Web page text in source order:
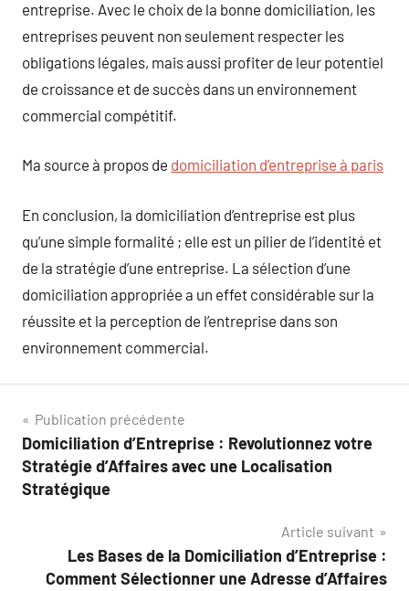
entreprise. Avec le choix de la bonne domiciliation, les
entreprises peuvent non seulement respecter les
obligations légales, mais aussi profiter de leur potentiel
de croissance et de succès dans un environnement
commercial compétitif.
Ma source à propos de domiciliation d’entreprise à paris
En conclusion, la domiciliation d’entreprise est plus
qu’une simple formalité ; elle est un pilier de l’identité et
de la stratégie d’une entreprise. La sélection d’une
domiciliation appropriée a un effet considérable sur la
réussite et la perception de l’entreprise dans son
environnement commercial.
Navigation
de
l’article
Publication précédente
Domiciliation d’Entreprise : Revolutionnez votre
Stratégie d’Affaires avec une Localisation
Stratégique
Article suivant
Les Bases de la Domiciliation d’Entreprise :
Comment Sélectionner une Adresse d’Affaires